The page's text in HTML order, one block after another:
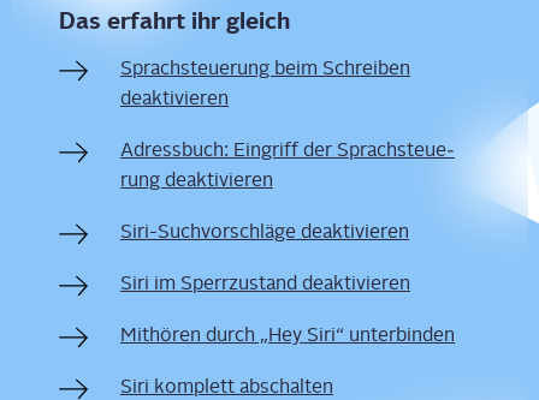
Das erfahrt ihr gleich
Sprach­steue­rung beim Schrei­ben
deaktivieren
Adress­buch: Ein­griff der Sprach­steue­
rung deaktivieren
Siri-Such­vor­schlä­ge deaktivieren
Siri im Sperr­zu­stand deaktivieren
Mit­hö­ren durch „Hey Siri“ unterbinden
Siri kom­plett abschalten